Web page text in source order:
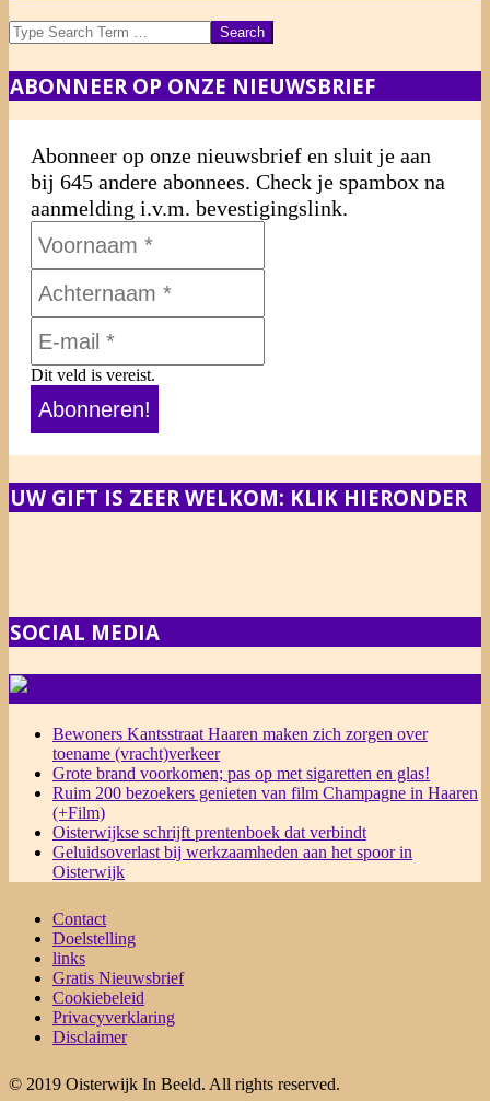
Search
ABONNEER OP ONZE NIEUWSBRIEF
Abonneer op onze nieuwsbrief en sluit je aan
bij 645 andere abonnees. Check je spambox na
aanmelding i.v.m. bevestigingslink.
Dit veld is vereist.
UW GIFT IS ZEER WELKOM: KLIK HIERONDER
SOCIAL MEDIA
Bewoners Kantsstraat Haaren maken zich zorgen over
toename (vracht)verkeer
Grote brand voorkomen; pas op met sigaretten en glas!
Ruim 200 bezoekers genieten van film Champagne in Haaren
(+Film)
Oisterwijkse schrijft prentenboek dat verbindt
Geluidsoverlast bij werkzaamheden aan het spoor in
Oisterwijk
Contact
Doelstelling
links
Gratis Nieuwsbrief
Cookiebeleid
Privacyverklaring
Disclaimer
© 2019 Oisterwijk In Beeld. All rights reserved.